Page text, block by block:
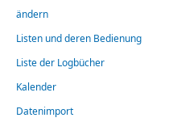
ändern
Listen und deren Bedienung
Liste der Logbücher
Kalender
Datenimport